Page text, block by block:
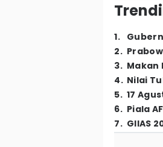
1.
2.
3. Makan
4. Nilai
5. 17
6. Piala
7. GIIAS